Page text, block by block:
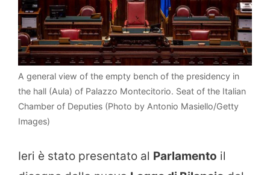
A general view of the empty bench of the presidency in
the hall (Aula) of Palazzo Montecitorio. Seat of the Italian
Chamber of Deputies (Photo by Antonio Masiello/Getty
Images)
Ieri è stato presentato al Parlamento il